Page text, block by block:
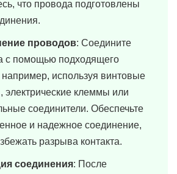
что провода подготовлены
проводов: Соедините
с помощью подходящего
например, используя винтовые
электрические клеммы или
соединители. Обеспечьте
и надежное соединение,
разрыва контакта.
соединения: После